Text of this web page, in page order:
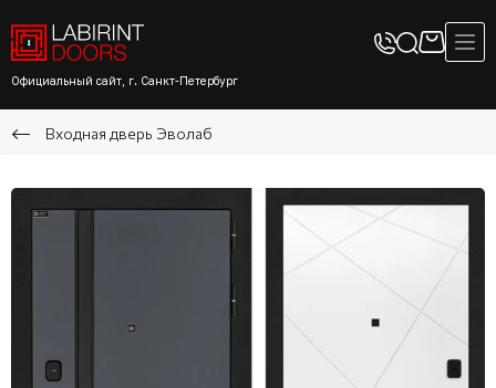
Официальный сайт, г. Санкт-Петербург
Входная дверь Эволаб